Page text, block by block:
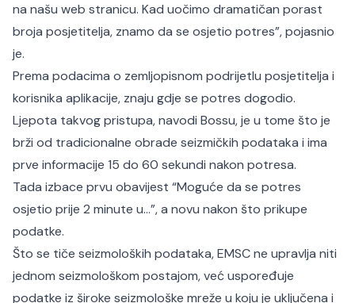
na našu web stranicu. Kad uočimo dramatičan porast
broja posjetitelja, znamo da se osjetio potres”, pojasnio
je.
Prema podacima o zemljopisnom podrijetlu posjetitelja i
korisnika aplikacije, znaju gdje se potres dogodio.
Ljepota takvog pristupa, navodi Bossu, je u tome što je
brži od tradicionalne obrade seizmičkih podataka i ima
prve informacije 15 do 60 sekundi nakon potresa.
Tada izbace prvu obavijest “Moguće da se potres
osjetio prije 2 minute u…”, a novu nakon što prikupe
podatke.
Što se tiče seizmoloških podataka, EMSC ne upravlja niti
jednom seizmološkom postajom, već uspoređuje
podatke iz široke seizmološke mreže u koju je uključena i